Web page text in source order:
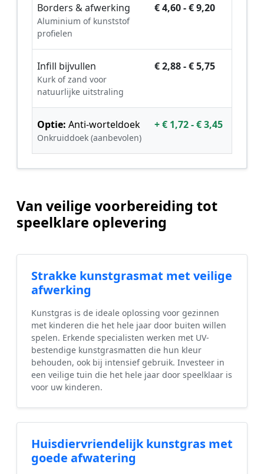
Borders & afwerking
Aluminium of kunststof
profielen
€ 4,60 - € 9,20
Infill bijvullen
Kurk of zand voor
natuurlijke uitstraling
€ 2,88 - € 5,75
Optie: Anti-worteldoek
Onkruiddoek (aanbevolen)
+ € 1,72 - € 3,45
Van veilige voorbereiding tot
speelklare oplevering
Strakke kunstgrasmat met veilige
afwerking
Kunstgras is de ideale oplossing voor gezinnen
met kinderen die het hele jaar door buiten willen
spelen. Erkende specialisten werken met UV-
bestendige kunstgrasmatten die hun kleur
behouden, ook bij intensief gebruik. Investeer in
een veilige tuin die het hele jaar door speelklaar is
voor uw kinderen.
Huisdiervriendelijk kunstgras met
goede afwatering